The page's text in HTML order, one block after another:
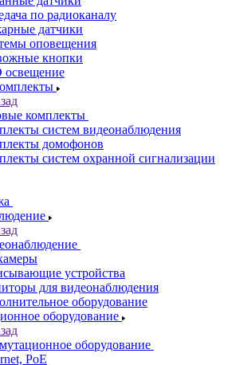
по радиоканалу
датчики
оповещения
кнопки
освещение
комплекты
систем видеонаблюдения
домофонов
систем охранной сигнализации
устройства
для видеонаблюдения
оборудование
оборудование
оборудование
PoE